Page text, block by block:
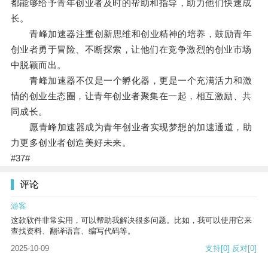
都能够给予青年创业者及时的帮助和指导，助力他们快速成
长。
青峰加速器注重创新思维和创业精神的培养，鼓励青年
创业者勇于冒险、不断探索，让他们在竞争激烈的创业市场
中脱颖而出。
青峰加速器不仅是一个孵化器，更是一个充满活力和激
情的创业生态圈，让青年创业者聚集在一起，相互激励、共
同成长。
愿青峰加速器成为青年创业者实现梦想的加速通道，助
力更多创业者创造美好未来。
#37#
评论
游客
这款软件非常实用，可以帮助我解决很多问题。比如，我可以使用它来
查找资料、翻译语言、编写代码等。
2025-10-09
支持[0] 反对[0]